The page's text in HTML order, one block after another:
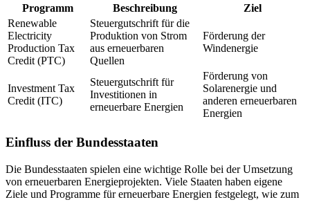
Programm Beschreibung
Ziel
Renewable
Electricity
Production Tax
Credit (PTC)
Steuergutschrift für die
Produktion von Strom
aus erneuerbaren
Quellen
Förderung der
Windenergie
Investment Tax
Credit (ITC)
Steuergutschrift für
Investitionen in
erneuerbare Energien
Förderung von
Solarenergie und
anderen erneuerbaren
Energien
Einfluss der Bundesstaaten
Die Bundesstaaten spielen eine wichtige Rolle bei der Umsetzung
von erneuerbaren Energieprojekten. Viele Staaten haben eigene
Ziele und Programme für erneuerbare Energien festgelegt, wie zum